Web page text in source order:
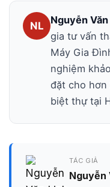
NL Nguyễn
gia tư vấn
Máy Gia
nghiệm
đặt cho
biệt thự tại
TÁC GIẢ
Nguyễn